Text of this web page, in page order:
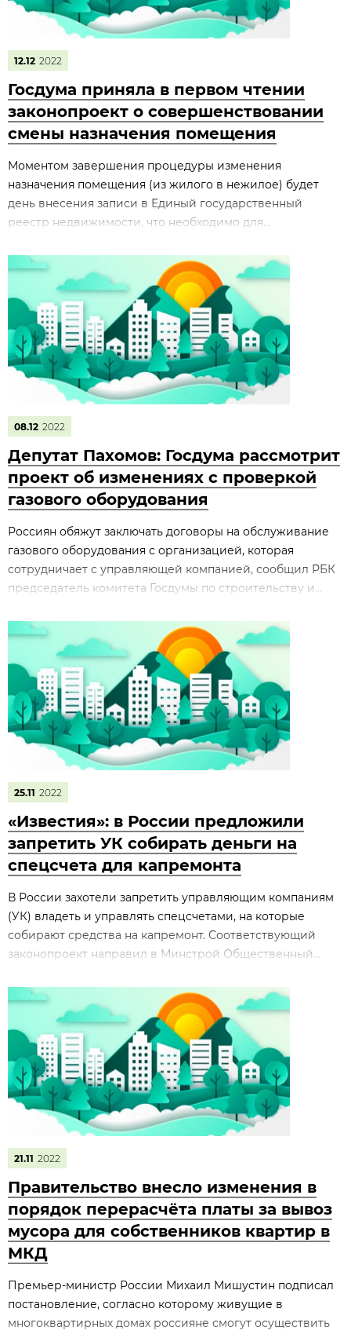
12.12 2022
Госдума приняла в первом чтении
законопроект о совершенствовании
смены назначения помещения
Моментом завершения процедуры изменения
назначения помещения (из жилого в нежилое) будет
день внесения записи в Единый государственный
реестр недвижимости, что необходимо для...
08.12 2022
Депутат Пахомов: Госдума рассмотрит
проект об изменениях с проверкой
газового оборудования
Россиян обяжут заключать договоры на обслуживание
газового оборудования с организацией, которая
сотрудничает с управляющей компанией, сообщил РБК
председатель комитета Госдумы по строительству и...
25.11 2022
«Известия»: в России предложили
запретить УК собирать деньги на
спецсчета для капремонта
В России захотели запретить управляющим компаниям
(УК) владеть и управлять спецсчетами, на которые
собирают средства на капремонт. Соответствующий
законопроект направил в Минстрой Общественный...
21.11 2022
Правительство внесло изменения в
порядок перерасчёта платы за вывоз
мусора для собственников квартир в
МКД
Премьер-министр России Михаил Мишустин подписал
постановление, согласно которому живущие в
многоквартирных домах россияне смогут осуществить